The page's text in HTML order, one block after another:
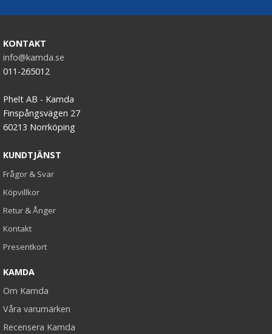
KONTAKT
info@kamda.se
011-265012
Phelt AB - Kamda
Finspångsvägen 27
60213 Norrköping
KUNDTJÄNST
Frågor & Svar
Köpvillkor
Retur & Ånger
Kontakt
Presentkort
KAMDA
Om Kamda
Våra varumärken
Recensera Kamda